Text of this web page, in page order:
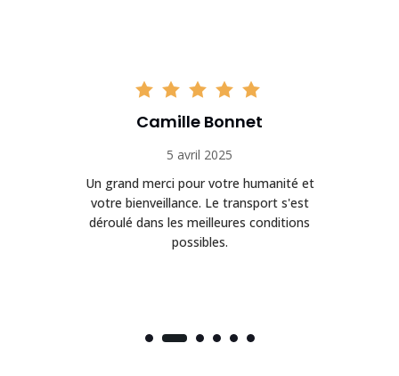
Camille Bonnet
5 avril 2025
Un grand merci pour votre humanité et
votre bienveillance. Le transport s'est
déroulé dans les meilleures conditions
possibles.